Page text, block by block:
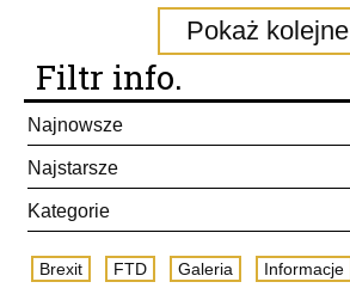
Pokaż kolejne
Filtr info.
Najnowsze
Najstarsze
Kategorie
Brexit FTD Galeria Informacje